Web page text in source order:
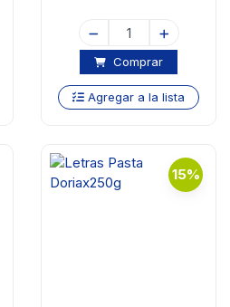
Comprar
Agregar a la lista
15%